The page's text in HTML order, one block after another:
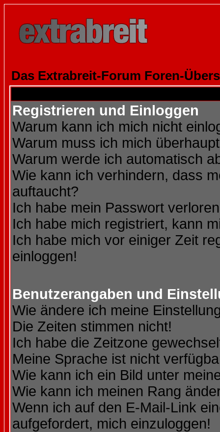
Das Extrabreit-Forum Foren-
Registrieren und Einloggen
Warum kann ich mich nicht
Warum muss ich mich
Warum werde ich automatisch
Wie kann ich verhindern, dass
auftaucht?
Ich habe mein Passwort
Ich habe mich registriert, kann
Ich habe mich vor einiger Zeit
einloggen!
Benutzerangaben und
Wie ändere ich meine
Die Zeiten stimmen nicht!
Ich habe die Zeitzone
Meine Sprache ist nicht
Wie kann ich ein Bild unter
Wie kann ich meinen Rang
Wenn ich auf den E-Mail-Link
aufgefordert, mich einzuloggen!